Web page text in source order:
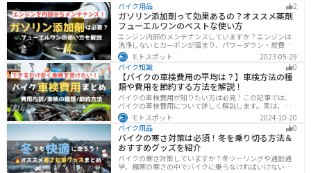
バイク用品 2
ガソリン添加剤って効果あるの？オススメ薬剤
フューエルワンのベストな使い方
エンジン内部のメンテナンスしていますか？エンジンは
洗浄しないとカーボンが溜まり、パワーダウン・燃費の
悪化、燃焼以上、エンジンの焼き付きなどのトラブルの
原因になります。定期的にガソリン添加剤を入れてエン
ジン内部も綺麗にしましょう。
モトスポット
2023-05-29
バイク知識
0
【バイクの車検費用の平均は？】車検方法の種
類や費用を節約する方法を解説！
バイクの車検費用が知りたい方は必見！この記事では、
バイクの車検費用について詳しく解説します。実は、バ
イクの車検費用は一般的に20,000～70,000円程度です。
記事を読めば車検費用に関する知識が深まり、費用対効
果が高い車検の計画が可能です。
モトスポット
2024-10-20
バイク用品
0
バイクの寒さ対策は必須！冬を乗り切る方法＆
おすすめグッズを紹介
バイクの寒さ対策していますか？冬ツーリングや通勤通
学、極寒の寒さの中でバイクに乗らなければいけない時